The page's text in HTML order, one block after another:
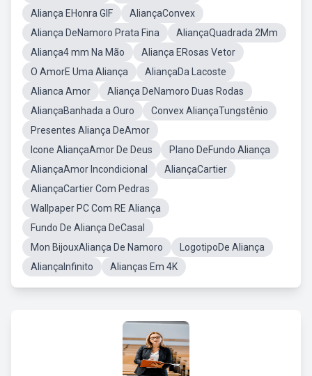
Aliança EHonra GIF
AliançaConvex
Aliança DeNamoro Prata Fina
AliançaQuadrada 2Mm
Aliança4 mm Na Mão
Aliança ERosas Vetor
O AmorE Uma Aliança
AliançaDa Lacoste
Alianca Amor
Aliança DeNamoro Duas Rodas
AliançaBanhada a Ouro
Convex AliançaTungstênio
Presentes Aliança DeAmor
Icone AliançaAmor De Deus
Plano DeFundo Aliança
AliançaAmor Incondicional
AliançaCartier
AliançaCartier Com Pedras
Wallpaper PC Com RE Aliança
Fundo De Aliança DeCasal
Mon BijouxAliança De Namoro
LogotipoDe Aliança
AliançaInfinito
Alianças Em 4K